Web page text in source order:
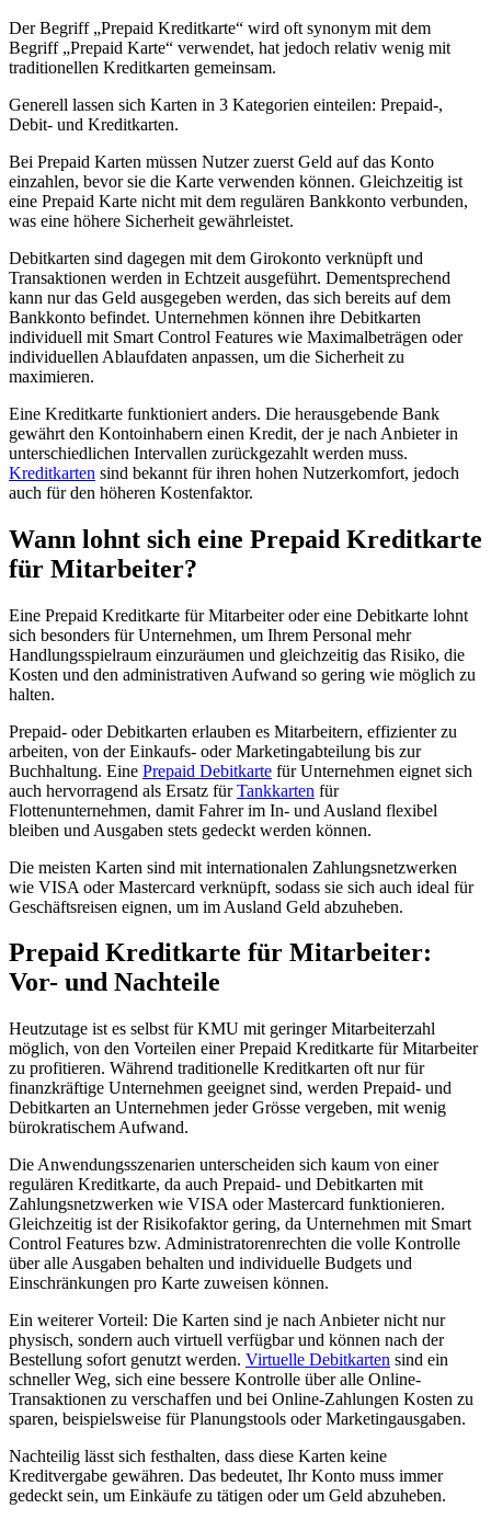
Der Begriff „Prepaid Kreditkarte“ wird oft synonym mit dem
Begriff „Prepaid Karte“ verwendet, hat jedoch relativ wenig mit
traditionellen Kreditkarten gemeinsam.
Generell lassen sich Karten in 3 Kategorien einteilen: Prepaid-,
Debit- und Kreditkarten.
Bei Prepaid Karten müssen Nutzer zuerst Geld auf das Konto
einzahlen, bevor sie die Karte verwenden können. Gleichzeitig ist
eine Prepaid Karte nicht mit dem regulären Bankkonto verbunden,
was eine höhere Sicherheit gewährleistet.
Debitkarten sind dagegen mit dem Girokonto verknüpft und
Transaktionen werden in Echtzeit ausgeführt. Dementsprechend
kann nur das Geld ausgegeben werden, das sich bereits auf dem
Bankkonto befindet. Unternehmen können ihre Debitkarten
individuell mit Smart Control Features wie Maximalbeträgen oder
individuellen Ablaufdaten anpassen, um die Sicherheit zu
maximieren.
Eine Kreditkarte funktioniert anders. Die herausgebende Bank
gewährt den Kontoinhabern einen Kredit, der je nach Anbieter in
unterschiedlichen Intervallen zurückgezahlt werden muss.
Kreditkarten sind bekannt für ihren hohen Nutzerkomfort, jedoch
auch für den höheren Kostenfaktor.
Wann lohnt sich eine Prepaid Kreditkarte
für Mitarbeiter?
Eine Prepaid Kreditkarte für Mitarbeiter oder eine Debitkarte lohnt
sich besonders für Unternehmen, um Ihrem Personal mehr
Handlungsspielraum einzuräumen und gleichzeitig das Risiko, die
Kosten und den administrativen Aufwand so gering wie möglich zu
halten.
Prepaid- oder Debitkarten erlauben es Mitarbeitern, effizienter zu
arbeiten, von der Einkaufs- oder Marketingabteilung bis zur
Buchhaltung. Eine Prepaid Debitkarte für Unternehmen eignet sich
auch hervorragend als Ersatz fürTankkarten für
Flottenunternehmen, damit Fahrer im In- und Ausland flexibel
bleiben und Ausgaben stets gedeckt werden können.
Die meisten Karten sind mit internationalen Zahlungsnetzwerken
wie VISA oder Mastercard verknüpft, sodass sie sich auch ideal für
Geschäftsreisen eignen, um im Ausland Geld abzuheben.
Prepaid Kreditkarte für Mitarbeiter:
Vor- und Nachteile
Heutzutage ist es selbst für KMU mit geringer Mitarbeiterzahl
möglich, von den Vorteilen einer Prepaid Kreditkarte für Mitarbeiter
zu profitieren. Während traditionelle Kreditkarten oft nur für
finanzkräftige Unternehmen geeignet sind, werden Prepaid- und
Debitkarten an Unternehmen jeder Grösse vergeben, mit wenig
bürokratischem Aufwand.
Die Anwendungsszenarien unterscheiden sich kaum von einer
regulären Kreditkarte, da auch Prepaid- und Debitkarten mit
Zahlungsnetzwerken wie VISA oder Mastercard funktionieren.
Gleichzeitig ist der Risikofaktor gering, da Unternehmen mit Smart
Control Features bzw. Administratorenrechten die volle Kontrolle
über alle Ausgaben behalten und individuelle Budgets und
Einschränkungen pro Karte zuweisen können.
Ein weiterer Vorteil: Die Karten sind je nach Anbieter nicht nur
physisch, sondern auch virtuell verfügbar und können nach der
Bestellung sofort genutzt werden. Virtuelle Debitkarten sind ein
schneller Weg, sich eine bessere Kontrolle über alle Online-
Transaktionen zu verschaffen und bei Online-Zahlungen Kosten zu
sparen, beispielsweise für Planungstools oder Marketingausgaben.
Nachteilig lässt sich festhalten, dass diese Karten keine
Kreditvergabe gewähren. Das bedeutet, Ihr Konto muss immer
gedeckt sein, um Einkäufe zu tätigen oder um Geld abzuheben.